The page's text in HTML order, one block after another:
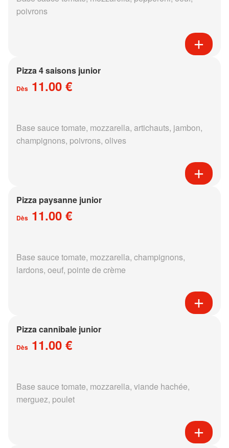
poivrons
Pizza 4 saisons junior
Dès 11.00 €
Base sauce tomate, mozzarella, artichauts, jambon,
champignons, poivrons, olives
Pizza paysanne junior
Dès 11.00 €
Base sauce tomate, mozzarella, champignons,
lardons, oeuf, pointe de crème
Pizza cannibale junior
Dès 11.00 €
Base sauce tomate, mozzarella, viande hachée,
merguez, poulet